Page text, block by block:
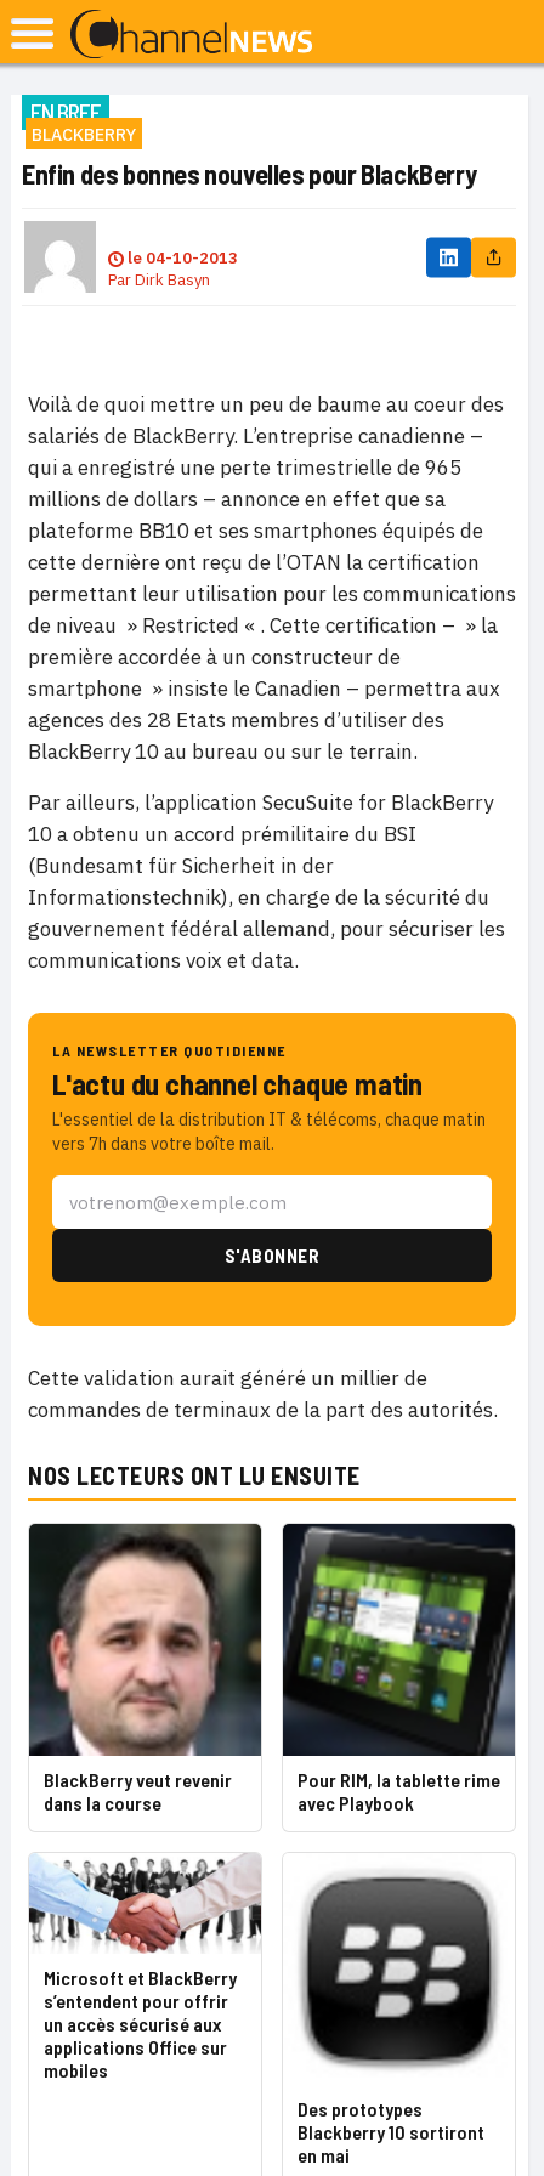
EN BREF
BLACKBERRY
Enfin des bonnes nouvelles pour BlackBerry
le 04-10-2013
ParDirk Basyn
Voilà de quoi mettre un peu de baume au coeur des
salariés de BlackBerry. L’entreprise canadienne –
qui a enregistré une perte trimestrielle de 965
millions de dollars – annonce en effet que sa
plateforme BB10 et ses smartphones équipés de
cette dernière ont reçu de l’OTAN la certification
permettant leur utilisation pour les communications
de niveau » Restricted « . Cette certification – » la
première accordée à un constructeur de
smartphone » insiste le Canadien – permettra aux
agences des 28 Etats membres d’utiliser des
BlackBerry 10 au bureau ou sur le terrain.
Par ailleurs, l’application SecuSuite for BlackBerry
10 a obtenu un accord prémilitaire du BSI
(Bundesamt für Sicherheit in der
Informationstechnik), en charge de la sécurité du
gouvernement fédéral allemand, pour sécuriser les
communications voix et data.
LA NEWSLETTER QUOTIDIENNE
L'actu du channel chaque matin
L'essentiel de la distribution IT & télécoms, chaque matin
vers 7h dans votre boîte mail.
Cette validation aurait généré un millier de
commandes de terminaux de la part des autorités.
NOS LECTEURS ONT LU ENSUITE
BlackBerry veut revenir
dans la course
Pour RIM, la tablette rime
avec Playbook
Microsoft et BlackBerry
s’entendent pour offrir
un accès sécurisé aux
applications Office sur
mobiles
Des prototypes
Blackberry 10 sortiront
en mai